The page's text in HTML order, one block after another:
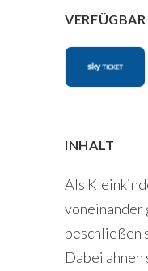
INHALT
Als
voneinander
beschließen
Dabei